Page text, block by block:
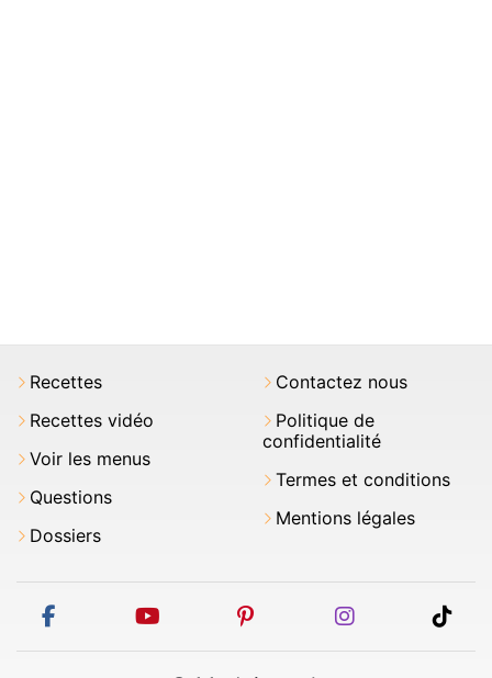
Recettes
Recettes vidéo
Voir les menus
Questions
Dossiers
Contactez nous
Politique de
confidentialité
Termes et conditions
Mentions légales
facebook youtube pinterest instagram